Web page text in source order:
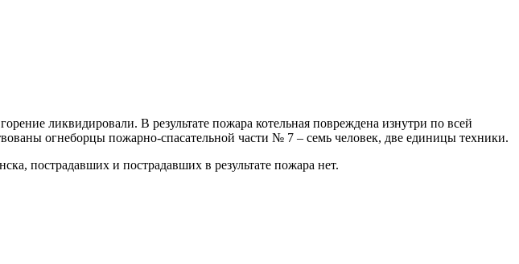
ликвидировали. В результате пожара котельная повреждена изнутри по всей
огнеборцы пожарно-спасательной части № 7 – семь человек, две единицы техники.
пострадавших и пострадавших в результате пожара нет.